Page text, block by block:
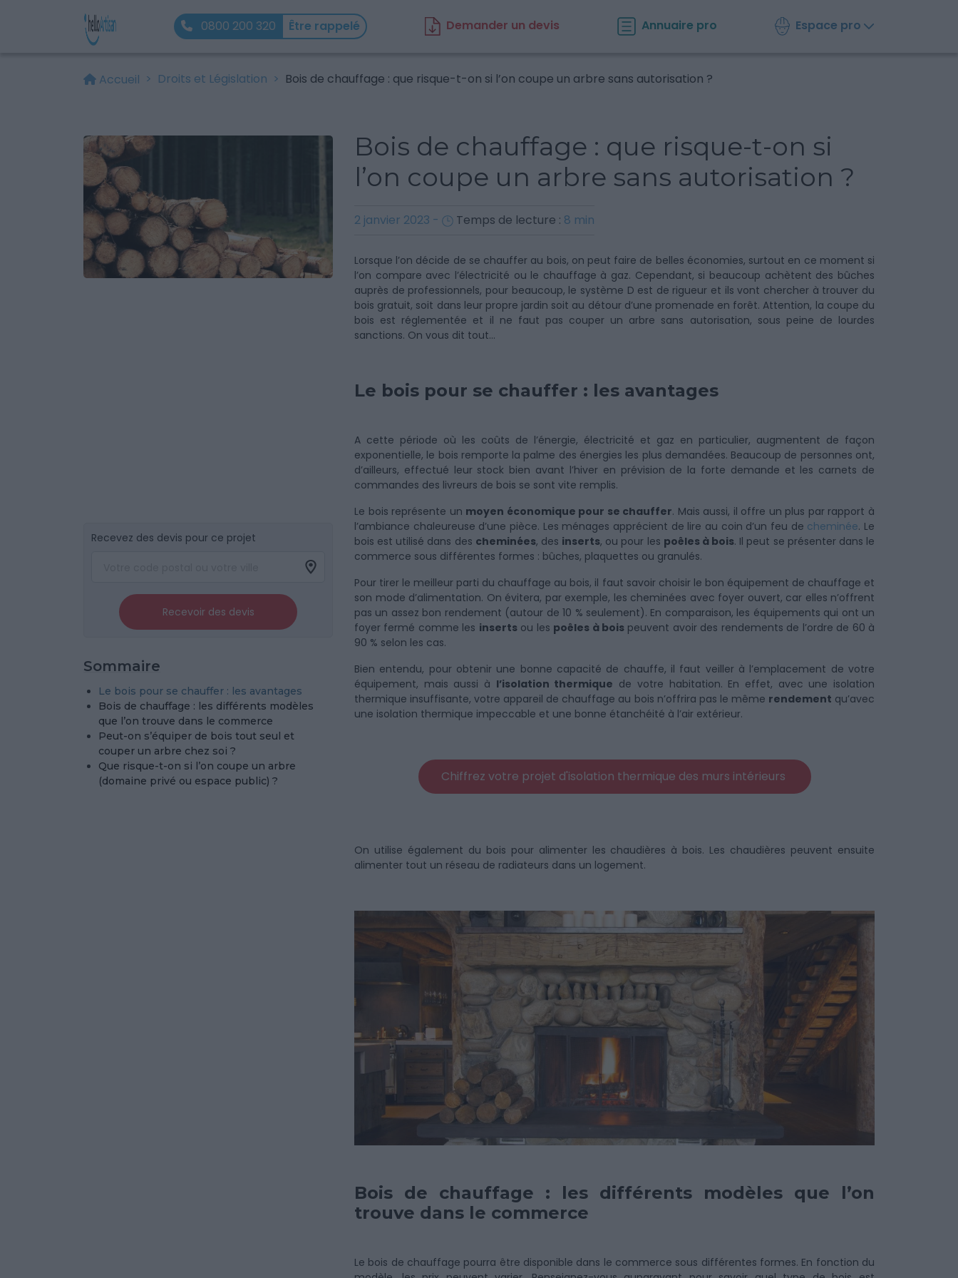
0800 200 320 Être rappelé Demander un devis Annuaire pro Espace pro
Accueil Droits et Législation Bois de chauffage : que risque-t-on si l’on coupe un arbre sans autorisation ?
Recevez des devis pour ce projet
Recevoir des devis
Sommaire
Le bois pour se chauffer : les avantages
Bois de chauffage : les différents modèles
que l’on trouve dans le commerce
Peut-on s’équiper de bois tout seul et
couper un arbre chez soi ?
Que risque-t-on si l’on coupe un arbre
(domaine privé ou espace public) ?
Bois de chauffage : que risque-t-on si
l’on coupe un arbre sans autorisation ?
2 janvier 2023 - Temps de lecture : 8 min
Lorsque l’on décide de se chauffer au bois, on peut faire de belles économies, surtout en ce moment si
l’on compare avec l’électricité ou le chauffage à gaz. Cependant, si beaucoup achètent des bûches
auprès de professionnels, pour beaucoup, le système D est de rigueur et ils vont chercher à trouver du
bois gratuit, soit dans leur propre jardin soit au détour d’une promenade en forêt. Attention, la coupe du
bois est réglementée et il ne faut pas couper un arbre sans autorisation, sous peine de lourdes
sanctions. On vous dit tout...
Le bois pour se chauffer : les avantages
A cette période où les coûts de l’énergie, électricité et gaz en particulier, augmentent de façon
exponentielle, le bois remporte la palme des énergies les plus demandées. Beaucoup de personnes ont,
d’ailleurs, effectué leur stock bien avant l’hiver en prévision de la forte demande et les carnets de
commandes des livreurs de bois se sont vite remplis.
Le bois représente un moyen économique pour se chauffer. Mais aussi, il offre un plus par rapport à
l’ambiance chaleureuse d’une pièce. Les ménages apprécient de lire au coin d’un feu de cheminée. Le
bois est utilisé dans des cheminées, des inserts, ou pour les poêles à bois. Il peut se présenter dans le
commerce sous différentes formes : bûches, plaquettes ou granulés.
Pour tirer le meilleur parti du chauffage au bois, il faut savoir choisir le bon équipement de chauffage et
son mode d’alimentation. On évitera, par exemple, les cheminées avec foyer ouvert, car elles n’offrent
pas un assez bon rendement (autour de 10 % seulement). En comparaison, les équipements qui ont un
foyer fermé comme les insertsou les poêles à bois peuvent avoir des rendements de l’ordre de 60 à
90 % selon les cas.
Bien entendu, pour obtenir une bonne capacité de chauffe, il faut veiller à l’emplacement de votre
équipement, mais aussi à l’isolation thermique de votre habitation. En effet, avec une isolation
thermique insuffisante, votre appareil de chauffage au bois n’offrira pas le même rendement qu’avec
une isolation thermique impeccable et une bonne étanchéité à l’air extérieur.
Chiffrez votre projet d'isolation thermique des murs intérieurs
On utilise également du bois pour alimenter les chaudières à bois. Les chaudières peuvent ensuite
alimenter tout un réseau de radiateurs dans un logement.
Bois de chauffage : les différents modèles que l’on
trouve dans le commerce
Le bois de chauffage pourra être disponible dans le commerce sous différentes formes. En fonction du